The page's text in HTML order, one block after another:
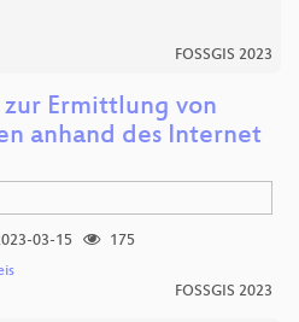
FOSSGIS 2023
Ermittlung von
anhand des Internet
03-15
175
FOSSGIS 2023